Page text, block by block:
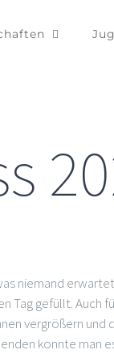
niemand
Tag gefüllt. Auch
vergrößern und
konnte man